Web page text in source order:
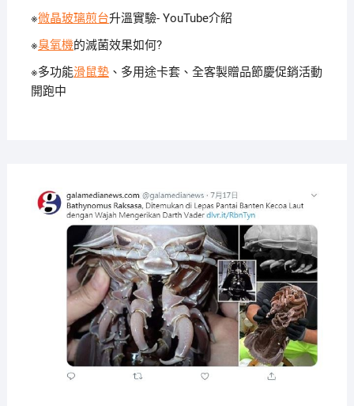
※微晶玻璃煎台升溫實驗- YouTube介紹
※臭氧機的滅菌效果如何?
※多功能滑鼠墊、多用途卡套、全客製贈品節慶促銷活動
開跑中